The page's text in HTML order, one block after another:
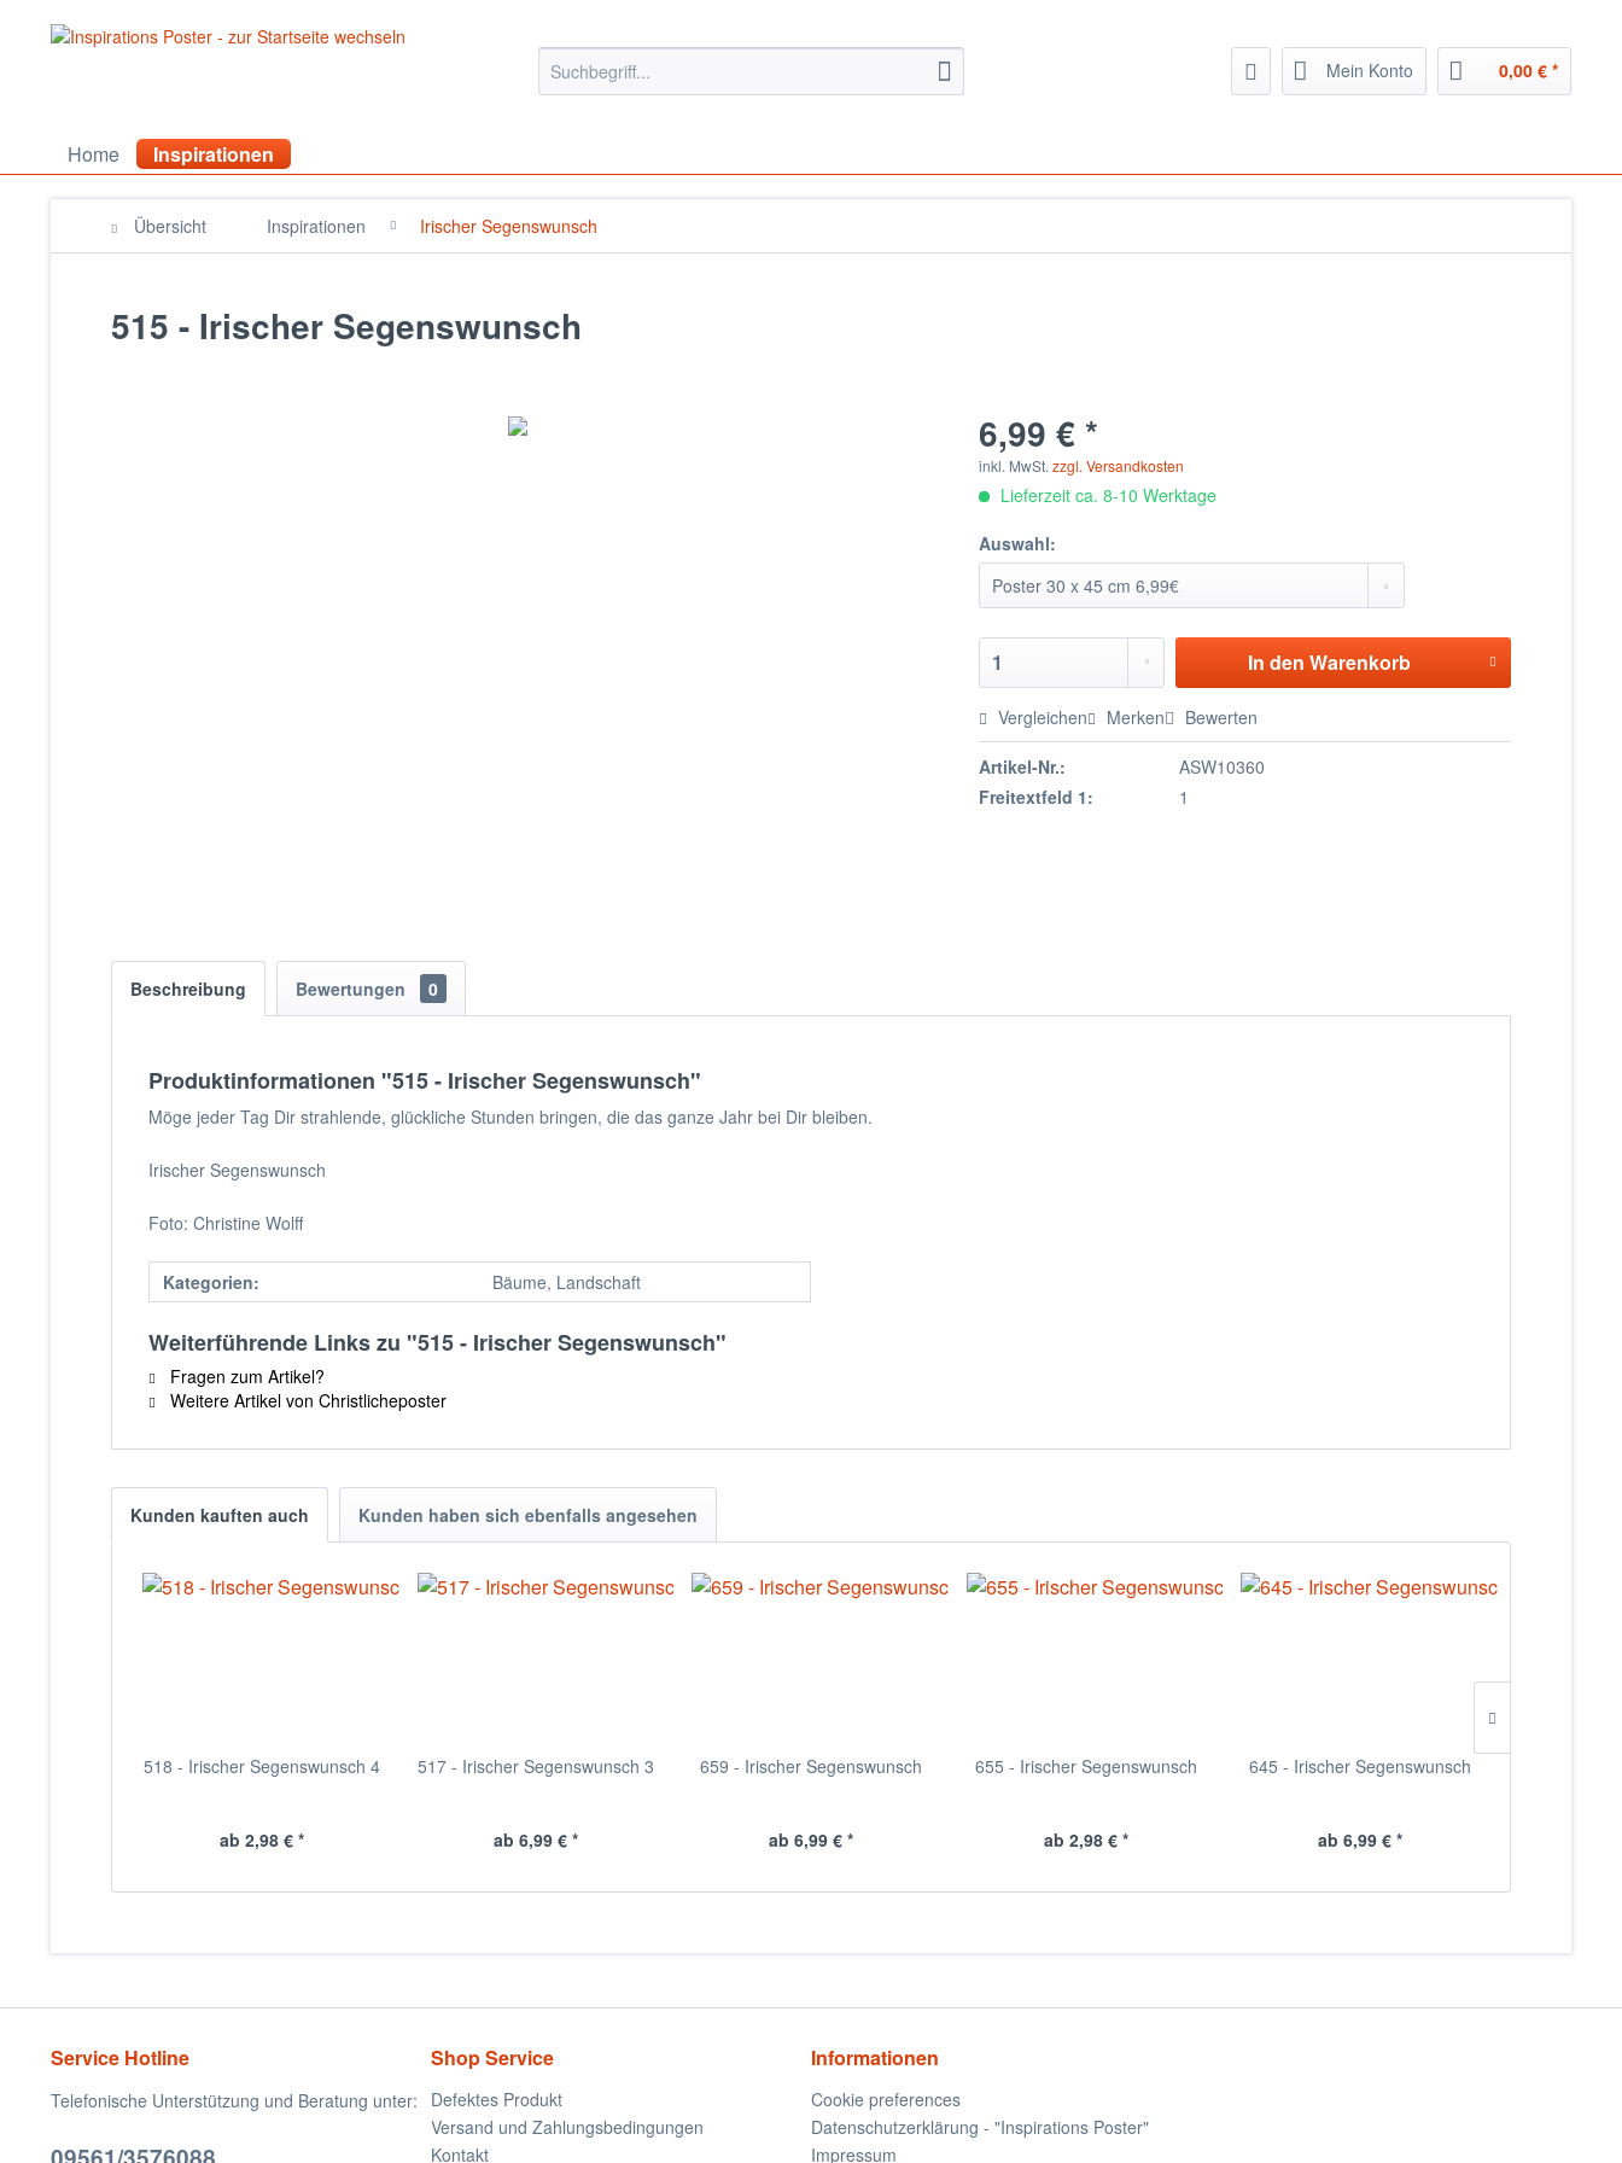
Mein Konto 0,00 € *
Home Inspirationen
Übersicht Inspirationen Irischer Segenswunsch
515 - Irischer Segenswunsch
6,99 € *
inkl. MwSt.zzgl. Versandkosten
Lieferzeit ca. 8-10 Werktage
Auswahl:
In den Warenkorb
Vergleichen Merken Bewerten
Artikel-Nr.:
ASW10360
Freitextfeld 1:
1
Beschreibung Bewertungen 0
Produktinformationen "515 - Irischer Segenswunsch"
Möge jeder Tag Dir strahlende, glückliche Stunden bringen, die das ganze Jahr bei Dir bleiben.
Irischer Segenswunsch
Foto: Christine Wolff
Kategorien: Bäume, Landschaft
Weiterführende Links zu "515 - Irischer Segenswunsch"
Fragen zum Artikel?
Weitere Artikel von Christlicheposter
Kunden kauften auch Kunden haben sich ebenfalls angesehen
518 - Irischer Segenswunsch 4
ab 2,98 € *
517 - Irischer Segenswunsch 3
ab 6,99 € *
659 - Irischer Segenswunsch
ab 6,99 € *
655 - Irischer Segenswunsch
ab 2,98 € *
645 - Irischer Segenswunsch
ab 6,99 € *
Service Hotline
Telefonische Unterstützung und Beratung unter:
Shop Service
Defektes Produkt
Versand und Zahlungsbedingungen
Kontakt
Informationen
Cookie preferences
Datenschutzerklärung - "Inspirations Poster"
Impressum